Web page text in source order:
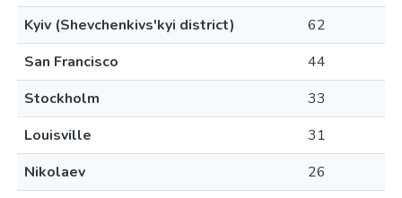
Kyiv (Shevchenkivs'kyi district)
62
San Francisco
44
Stockholm
33
Louisville
31
Nikolaev
26